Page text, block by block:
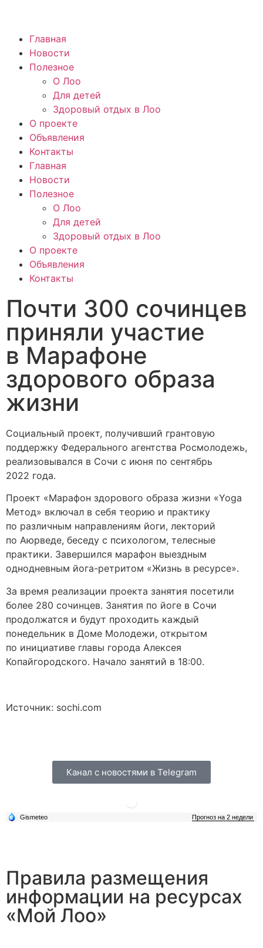
Главная
Новости
Полезное
О Лоо
Для детей
Здоровый отдых в Лоо
О проекте
Объявления
Контакты
Главная
Новости
Полезное
О Лоо
Для детей
Здоровый отдых в Лоо
О проекте
Объявления
Контакты
Почти 300 сочинцев
приняли участие
в Марафоне
здорового образа
жизни
Социальный проект, получивший грантовую
поддержку Федерального агентства Росмолодежь,
реализовывался в Сочи с июня по сентябрь
2022 года.
Проект «Марафон здорового образа жизни «Yoga
Метод» включал в себя теорию и практику
по различным направлениям йоги, лекторий
по Аюрведе, беседу с психологом, телесные
практики. Завершился марафон выездным
однодневным йога-ретритом «Жизнь в ресурсе».
За время реализации проекта занятия посетили
более 280 сочинцев. Занятия по йоге в Сочи
продолжатся и будут проходить каждый
понедельник в Доме Молодежи, открытом
по инициативе главы города Алексея
Копайгородского. Начало занятий в 18:00.
Источник: sochi.com
Канал с новостями в Telegram
Правила размещения
информации на ресурсах
«Мой Лоо»